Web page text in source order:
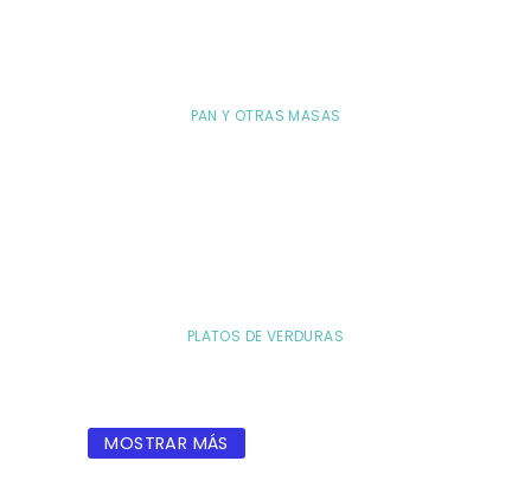
PAN Y OTRAS MASAS
PLATOS DE VERDURAS
MOSTRAR MÁS